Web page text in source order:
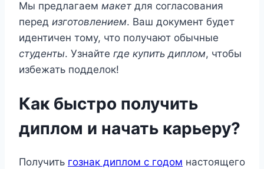
Мы предлагаем макет для согласования
перед изготовлением. Ваш документ будет
идентичен тому, что получают обычные
студенты. Узнайте где купить диплом, чтобы
избежать подделок!
Как быстро получить
диплом и начать карьеру?
Получить гознак диплом с годом настоящего